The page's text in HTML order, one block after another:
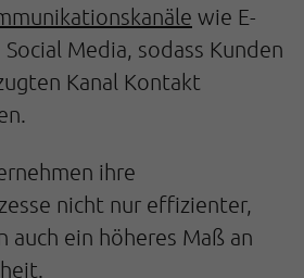
wie E-
Media, sodass Kunden
Kanal Kontakt
ihre
nicht nur effizienter,
auch ein höheres Maß an